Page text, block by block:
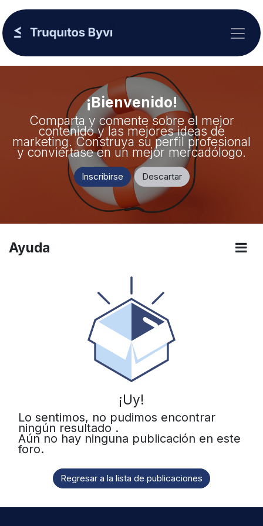
¡Bienvenido!
Comparta y comente sobre el mejor
contenido y las mejores ideas de
marketing. Construya su perfil profesional
y conviértase en un mejor mercadólogo.
Inscribirse Descartar
Ayuda
¡Uy!
Lo sentimos, no pudimos encontrar
ningún resultado .
Aún no hay ninguna publicación en este
foro.
Regresar a la lista de publicaciones